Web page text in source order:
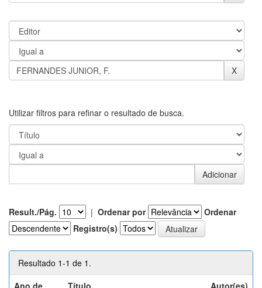
Utilizar filtros para refinar o resultado de busca.
Result./Pág. | Ordenar por
Ordenar
Registro(s)
Resultado 1-1 de 1.
Ano de
Título Autor(es)